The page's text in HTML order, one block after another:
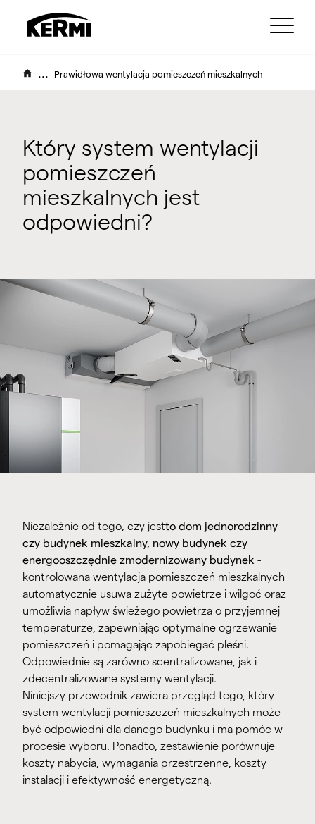
... Prawidłowa wentylacja pomieszczeń mieszkalnych
Który system wentylacji
pomieszczeń
mieszkalnych jest
odpowiedni?
Niezależnie od tego, czy jestto dom jednorodzinny
czy budynek mieszkalny, nowy budynek czy
energooszczędnie zmodernizowany budynek -
kontrolowana wentylacja pomieszczeń mieszkalnych
automatycznie usuwa zużyte powietrze i wilgoć oraz
umożliwia napływ świeżego powietrza o przyjemnej
temperaturze, zapewniając optymalne ogrzewanie
pomieszczeń i pomagając zapobiegać pleśni.
Odpowiednie są zarówno scentralizowane, jak i
zdecentralizowane systemy wentylacji.
Niniejszy przewodnik zawiera przegląd tego, który
system wentylacji pomieszczeń mieszkalnych może
być odpowiedni dla danego budynku i ma pomóc w
procesie wyboru. Ponadto, zestawienie porównuje
koszty nabycia, wymagania przestrzenne, koszty
instalacji i efektywność energetyczną.